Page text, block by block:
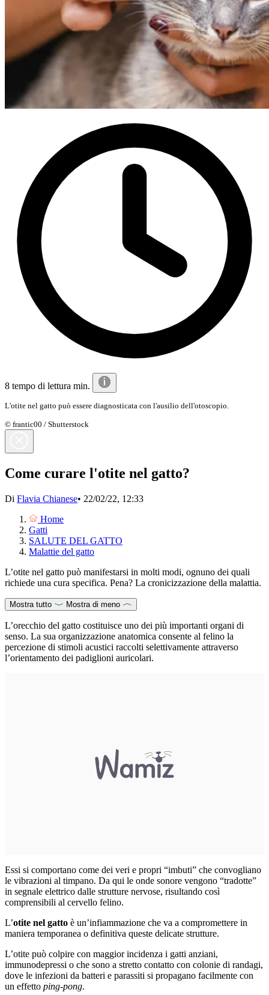
8 tempo di lettura min.
L'otite nel gatto può essere diagnosticata con l'ausilio dell'otoscopio.
© frantic00 / Shutterstock
Come curare l'otite nel gatto?
Di Flavia Chianese• 22/02/22, 12:33
Home
Gatti
SALUTE DEL GATTO
Malattie del gatto
L’otite nel gatto può manifestarsi in molti modi, ognuno dei quali
richiede una cura specifica. Pena? La cronicizzazione della malattia.
Mostra tutto Mostra di meno
L’orecchio del gatto costituisce uno dei più importanti organi di
senso. La sua organizzazione anatomica consente al felino la
percezione di stimoli acustici raccolti selettivamente attraverso
l’orientamento dei padiglioni auricolari.
Essi si comportano come dei veri e propri “imbuti” che convogliano
le vibrazioni al timpano. Da qui le onde sonore vengono “tradotte”
in segnale elettrico dalle strutture nervose, risultando così
comprensibili al cervello felino.
L’otite nel gatto è un’infiammazione che va a compromettere in
maniera temporanea o definitiva queste delicate strutture.
L’otite può colpire con maggior incidenza i gatti anziani,
immunodepressi o che sono a stretto contatto con colonie di randagi,
dove le infezioni da batteri e parassiti si propagano facilmente con
un effetto ping-pong.